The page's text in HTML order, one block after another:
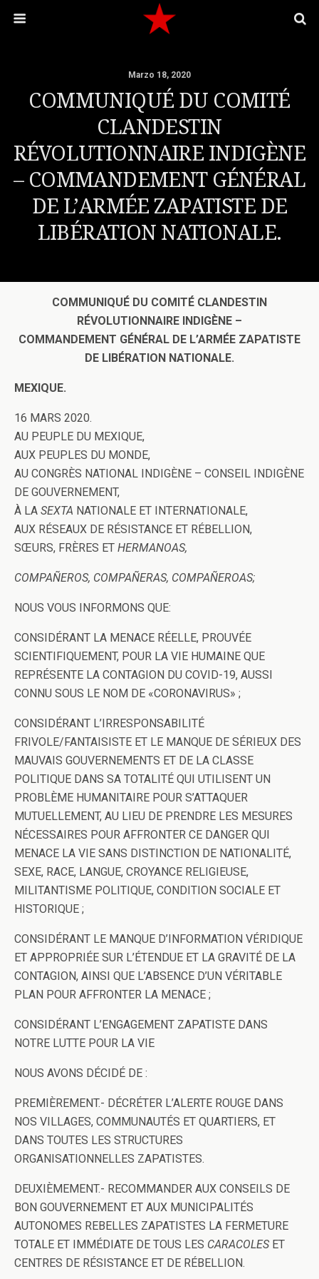
Marzo 18, 2020
COMMUNIQUÉ DU COMITÉ
CLANDESTIN
RÉVOLUTIONNAIRE INDIGÈNE
– COMMANDEMENT GÉNÉRAL
DE L’ARMÉE ZAPATISTE DE
LIBÉRATION NATIONALE.
COMMUNIQUÉ DU COMITÉ CLANDESTIN
RÉVOLUTIONNAIRE INDIGÈNE –
COMMANDEMENT GÉNÉRAL DE L’ARMÉE ZAPATISTE
DE LIBÉRATION NATIONALE.
MEXIQUE.
16 MARS 2020.
AU PEUPLE DU MEXIQUE,
AUX PEUPLES DU MONDE,
AU CONGRÈS NATIONAL INDIGÈNE – CONSEIL INDIGÈNE
DE GOUVERNEMENT,
À LA SEXTA NATIONALE ET INTERNATIONALE,
AUX RÉSEAUX DE RÉSISTANCE ET RÉBELLION,
SŒURS, FRÈRES ET HERMANOAS,
COMPAÑEROS, COMPAÑERAS, COMPAÑEROAS;
NOUS VOUS INFORMONS QUE:
CONSIDÉRANT LA MENACE RÉELLE, PROUVÉE
SCIENTIFIQUEMENT, POUR LA VIE HUMAINE QUE
REPRÉSENTE LA CONTAGION DU COVID-19, AUSSI
CONNU SOUS LE NOM DE «CORONAVIRUS» ;
CONSIDÉRANT L’IRRESPONSABILITÉ
FRIVOLE/FANTAISISTE ET LE MANQUE DE SÉRIEUX DES
MAUVAIS GOUVERNEMENTS ET DE LA CLASSE
POLITIQUE DANS SA TOTALITÉ QUI UTILISENT UN
PROBLÈME HUMANITAIRE POUR S’ATTAQUER
MUTUELLEMENT, AU LIEU DE PRENDRE LES MESURES
NÉCESSAIRES POUR AFFRONTER CE DANGER QUI
MENACE LA VIE SANS DISTINCTION DE NATIONALITÉ,
SEXE, RACE, LANGUE, CROYANCE RELIGIEUSE,
MILITANTISME POLITIQUE, CONDITION SOCIALE ET
HISTORIQUE ;
CONSIDÉRANT LE MANQUE D’INFORMATION VÉRIDIQUE
ET APPROPRIÉE SUR L’ÉTENDUE ET LA GRAVITÉ DE LA
CONTAGION, AINSI QUE L’ABSENCE D’UN VÉRITABLE
PLAN POUR AFFRONTER LA MENACE ;
CONSIDÉRANT L’ENGAGEMENT ZAPATISTE DANS
NOTRE LUTTE POUR LA VIE
NOUS AVONS DÉCIDÉ DE :
PREMIÈREMENT.- DÉCRÉTER L’ALERTE ROUGE DANS
NOS VILLAGES, COMMUNAUTÉS ET QUARTIERS, ET
DANS TOUTES LES STRUCTURES
ORGANISATIONNELLES ZAPATISTES.
DEUXIÈMEMENT.- RECOMMANDER AUX CONSEILS DE
BON GOUVERNEMENT ET AUX MUNICIPALITÉS
AUTONOMES REBELLES ZAPATISTES LA FERMETURE
TOTALE ET IMMÉDIATE DE TOUS LES CARACOLES ET
CENTRES DE RÉSISTANCE ET DE RÉBELLION.